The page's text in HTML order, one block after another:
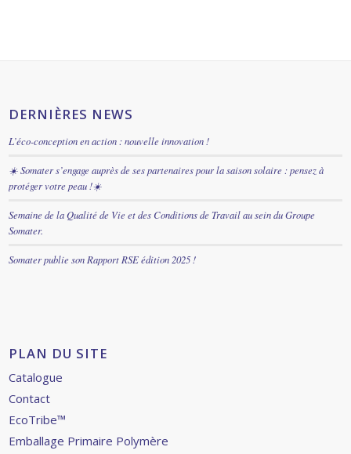
DERNIÈRES NEWS
L’éco-conception en action : nouvelle innovation !
☀️ Somater s’engage auprès de ses partenaires pour la saison solaire : pensez à
protéger votre peau !☀️
Semaine de la Qualité de Vie et des Conditions de Travail au sein du Groupe
Somater.
Somater publie son Rapport RSE édition 2025 !
PLAN DU SITE
Catalogue
Contact
EcoTribe™
Emballage Primaire Polymère